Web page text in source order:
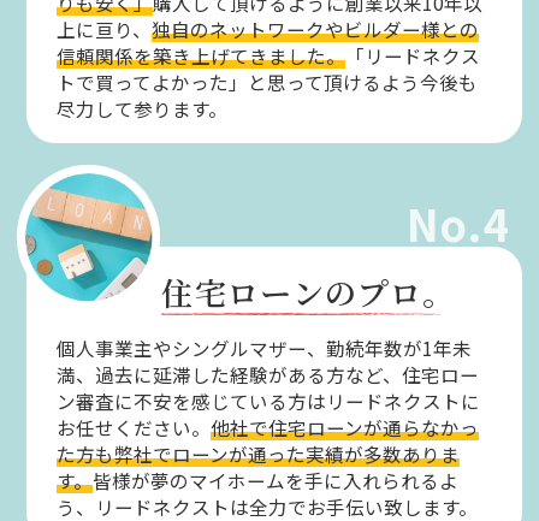
上に亘り、独自のネットワークやビルダー様との
信頼関係を築き上げてきました。 「リードネクス
トで買ってよかった」と思って頂けるよう今後も
尽力して参ります。
No.4
住宅ローンのプロ。
個人事業主やシングルマザー、勤続年数が1年未
満、過去に延滞した経験がある方など、住宅ロー
ン審査に不安を感じている方はリードネクストに
お任せください。他社で住宅ローンが通らなかっ
た方も弊社でローンが通った実績が多数ありま
す。皆様が夢のマイホームを手に入れられるよ
う、リードネクストは全力でお手伝い致します。